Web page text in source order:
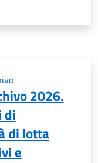
2026.
di
di lotta
e